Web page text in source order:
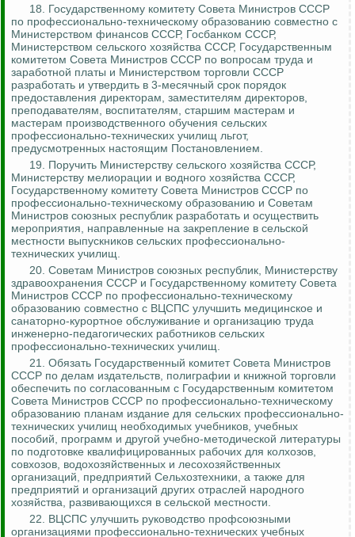
18. Государственному комитету Совета Министров СССР
по профессионально-техническому образованию совместно с
Министерством финансов СССР, Госбанком СССР,
Министерством сельского хозяйства СССР, Государственным
комитетом Совета Министров СССР по вопросам труда и
заработной платы и Министерством торговли СССР
разработать и утвердить в 3-месячный срок порядок
предоставления директорам, заместителям директоров,
преподавателям, воспитателям, старшим мастерам и
мастерам производственного обучения сельских
профессионально-технических училищ льгот,
предусмотренных настоящим Постановлением.
19. Поручить Министерству сельского хозяйства СССР,
Министерству мелиорации и водного хозяйства СССР,
Государственному комитету Совета Министров СССР по
профессионально-техническому образованию и Советам
Министров союзных республик разработать и осуществить
мероприятия, направленные на закрепление в сельской
местности выпускников сельских профессионально-
технических училищ.
20. Советам Министров союзных республик, Министерству
здравоохранения СССР и Государственному комитету Совета
Министров СССР по профессионально-техническому
образованию совместно с ВЦСПС улучшить медицинское и
санаторно-курортное обслуживание и организацию труда
инженерно-педагогических работников сельских
профессионально-технических училищ.
21. Обязать Государственный комитет Совета Министров
СССР по делам издательств, полиграфии и книжной торговли
обеспечить по согласованным с Государственным комитетом
Совета Министров СССР по профессионально-техническому
образованию планам издание для сельских профессионально-
технических училищ необходимых учебников, учебных
пособий, программ и другой учебно-методической литературы
по подготовке квалифицированных рабочих для колхозов,
совхозов, водохозяйственных и лесохозяйственных
организаций, предприятий Сельхозтехники, а также для
предприятий и организаций других отраслей народного
хозяйства, развивающихся в сельской местности.
22. ВЦСПС улучшить руководство профсоюзными
организациями профессионально-технических учебных